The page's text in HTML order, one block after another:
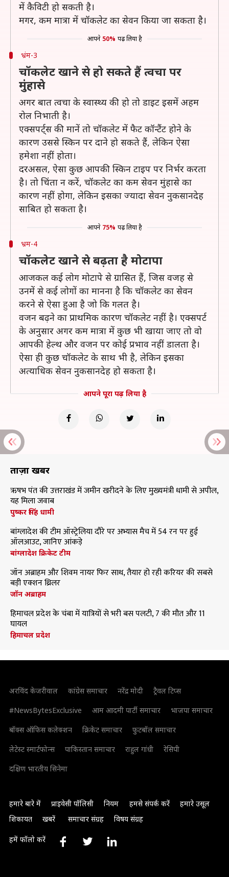
में कैविटी हो सकती है।
मगर, कम मात्रा में चॉकलेट का सेवन किया जा सकता है।
आपने 50% पढ़ लिया है
भ्रंम-3
चॉकलेट खाने से हो सकते हैं त्वचा पर
मुंहासे
अगर बात त्वचा के स्वास्थ्य की हो तो डाइट इसमें अहम
रोल निभाती है।
एक्सपर्ट्स की मानें तो चॉकलेट में फैट कॉन्टैंट होने के
कारण उससे स्किन पर दाने हो सकते हैं, लेकिन ऐसा
हमेशा नहीं होता।
दरअसल, ऐसा कुछ आपकी स्किन टाइप पर निर्भर करता
है। तो चिंता न करें, चॉकलेट का कम सेवन मुंहासे का
कारण नहीं होगा, लेकिन इसका ज्यादा सेवन नुकसानदेह
साबित हो सकता है।
आपने 75% पढ़ लिया है
भ्रम-4
चॉकलेट खाने से बढ़ता है मोटापा
आजकल कई लोग मोटापे से ग्रासित हैं, जिस वजह से
उनमें से कई लोगों का मानना है कि चॉकलेट का सेवन
करने से ऐसा हुआ है जो कि गलत है।
वजन बढ़ने का प्राथमिक कारण चॉकलेट नहीं है। एक्सपर्ट
के अनुसार अगर कम मात्रा में कुछ भी खाया जाए तो वो
आपकी हेल्थ और वजन पर कोई प्रभाव नहीं डालता है।
ऐसा ही कुछ चॉकलेट के साथ भी है, लेकिन इसका
अत्याधिक सेवन नुकसानदेह हो सकता है।
आपने पूरा पढ़ लिया है
ताज़ा खबरें
ऋषभ पंत की उत्तराखंड में जमीन खरीदने के लिए मुख्यमंत्री धामी से अपील,
यह मिला जवाब
पुष्कर सिंह धामी
बांग्लादेश की टीम ऑस्ट्रेलिया दौरे पर अभ्यास मैच में 54 रन पर हुई
ऑलआउट, जानिए आंकड़े
बांग्लादेश क्रिकेट टीम
जॉन अब्राहम और शिवम नायर फिर साथ, तैयार हो रही करियर की सबसे
बड़ी एक्शन थ्रिलर
जॉन अब्राहम
हिमाचल प्रदेश के चंबा में यात्रियों से भरी बस पलटी, 7 की मौत और 11
घायल
हिमाचल प्रदेश
अरविंद केजरीवाल कांग्रेस समाचार नरेंद्र मोदी
ट्रैवल टिप्स
#NewsBytesExclusive
आम आदमी पार्टी समाचार
भाजपा समाचार
बॉक्स ऑफिस कलेक्शन
क्रिकेट समाचार
फुटबॉल समाचार
लेटेस्ट स्मार्टफोन्स
पाकिस्तान समाचार राहुल गांधी
रेसिपी
दक्षिण भारतीय सिनेमा
हमारे बारे में प्राइवेसी पॉलिसी नियम हमसे संपर्क करें
हमारे उसूल
शिकायत
खबरें समाचार संग्रह विषय संग्रह
हमें फॉलो करें